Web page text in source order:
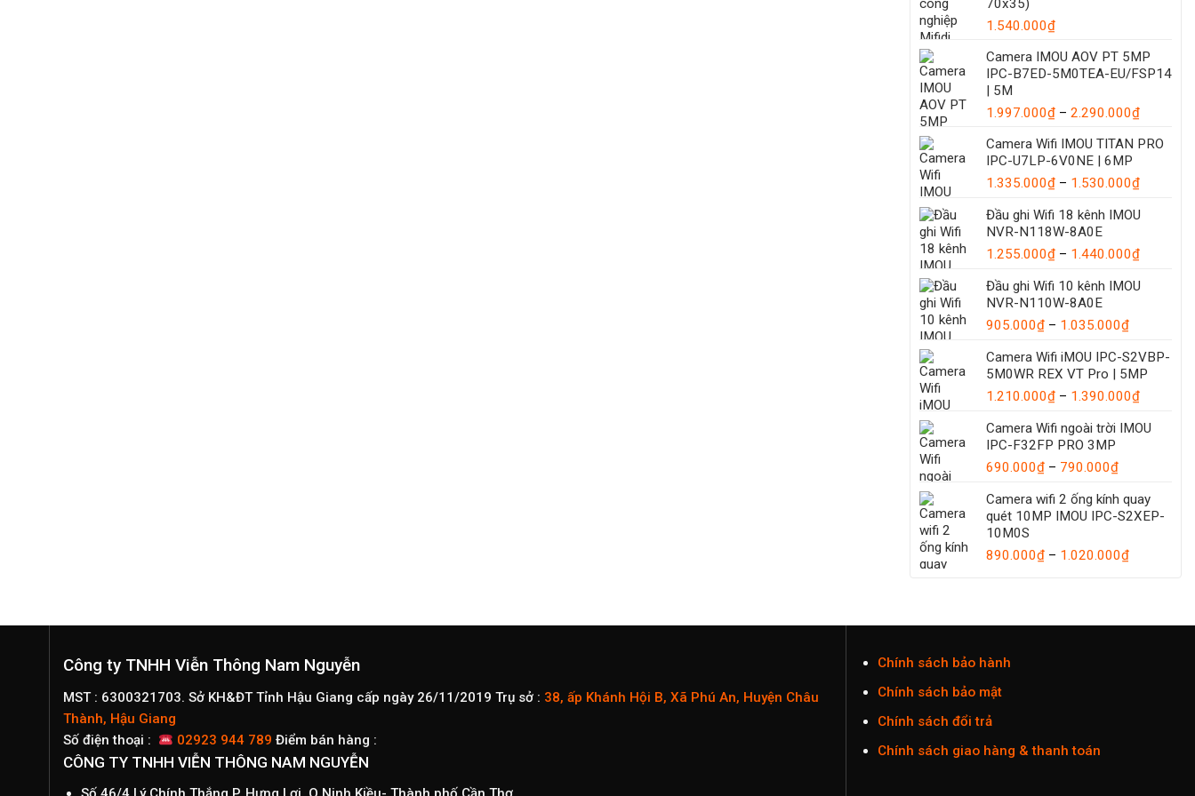
70x35)
1.540.000₫
Camera IMOU AOV PT 5MP
IPC-B7ED-5M0TEA-EU/FSP14
| 5M
1.997.000₫ – 2.290.000₫Khoảng
từ
đến
Camera Wifi IMOU TITAN PRO
IPC-U7LP-6V0NE | 6MP
1.335.000₫ – 1.530.000₫Khoảng
từ
đến
Đầu ghi Wifi 18 kênh IMOU
NVR-N118W-8A0E
1.255.000₫ – 1.440.000₫Khoảng
từ
Đầu ghi Wifi 10 kênh IMOU
NVR-N110W-8A0E
905.000₫ – 1.035.000₫Khoảng
từ
905.000₫
đến
Camera Wifi iMOU IPC-S2VBP-
5M0WR REX VT Pro | 5MP
1.210.000₫ – 1.390.000₫Khoảng
từ
Camera Wifi ngoài trời IMOU
IPC-F32FP PRO 3MP
690.000₫ – 790.000₫Khoảng
từ
690.000₫
790.000₫
Camera wifi 2 ống kính quay
quét 10MP IMOU IPC-S2XEP-
10M0S
890.000₫ – 1.020.000₫Khoảng
đến
Công ty TNHH Viễn Thông Nam Nguyễn
MST : 6300321703. Sở KH&ĐT Tỉnh Hậu Giang cấp ngày 26/11/2019 Trụ sở : 38, ấp Khánh Hội B, Xã Phú An, Huyện Châu
Thành, Hậu Giang
Số điện thoại :
02923 944 789 Điểm bán hàng :
CÔNG TY TNHH VIỄN THÔNG NAM NGUYỄN
Chính sách bảo hành
Chính sách bảo mật
Chính sách đổi trả
Chính sách giao hàng & thanh toán